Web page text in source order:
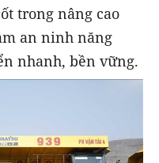
trong nâng cao
an ninh năng
nhanh, bền vững.